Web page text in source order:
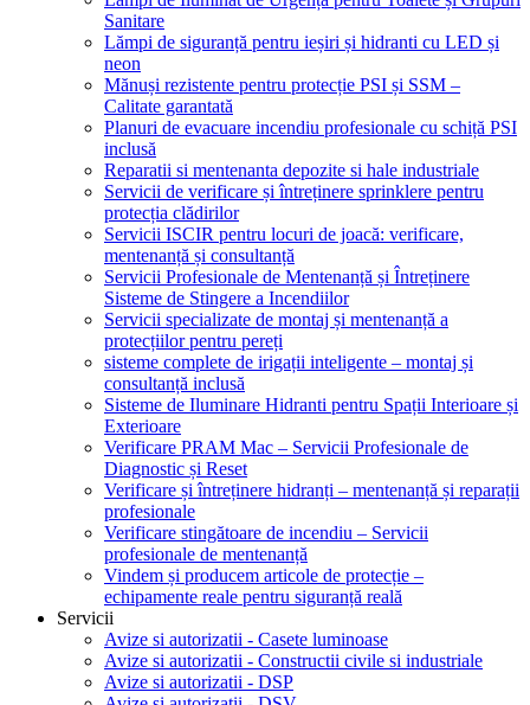
Sanitare
Lămpi de siguranță pentru ieșiri și hidranti cu LED și
neon
Mănuși rezistente pentru protecție PSI și SSM –
Calitate garantată
Planuri de evacuare incendiu profesionale cu schiță PSI
inclusă
Reparatii si mentenanta depozite si hale industriale
Servicii de verificare și întreținere sprinklere pentru
protecția clădirilor
Servicii ISCIR pentru locuri de joacă: verificare,
mentenanță și consultanță
Servicii Profesionale de Mentenanță și Întreținere
Sisteme de Stingere a Incendiilor
Servicii specializate de montaj și mentenanță a
protecțiilor pentru pereți
sisteme complete de irigații inteligente – montaj și
consultanță inclusă
Sisteme de Iluminare Hidranti pentru Spații Interioare și
Exterioare
Verificare PRAM Mac – Servicii Profesionale de
Diagnostic și Reset
Verificare și întreținere hidranți – mentenanță și reparații
profesionale
Verificare stingătoare de incendiu – Servicii
profesionale de mentenanță
Vindem și producem articole de protecție –
echipamente reale pentru siguranță reală
Servicii
Avize si autorizatii - Casete luminoase
Avize si autorizatii - Constructii civile si industriale
Avize si autorizatii - DSP